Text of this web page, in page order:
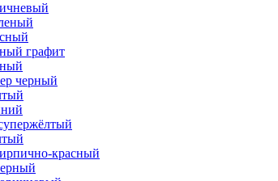
графит
черный
красный